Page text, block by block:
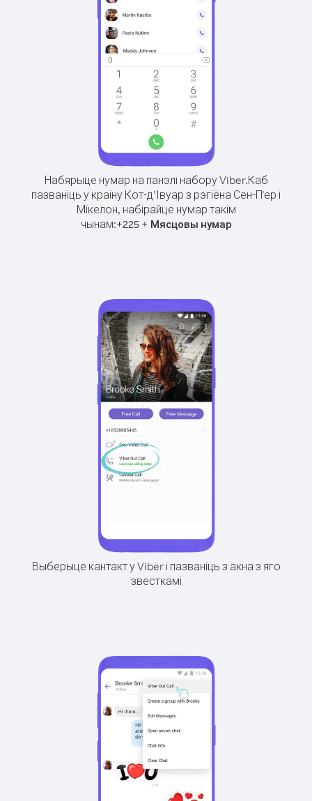
Набярыце нумар на панэлі набору Viber.Каб
пазваніць у краіну Кот-д’Івуар з рэгіёна Сен-П'ер і
Мікелон, набірайце нумар такім
чынам:+225+ Мясцовы нумар
Выберыце кантакт у Viber і пазваніць з акна з яго
звесткамі